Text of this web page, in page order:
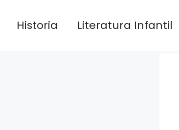
Historia Literatura Infantil